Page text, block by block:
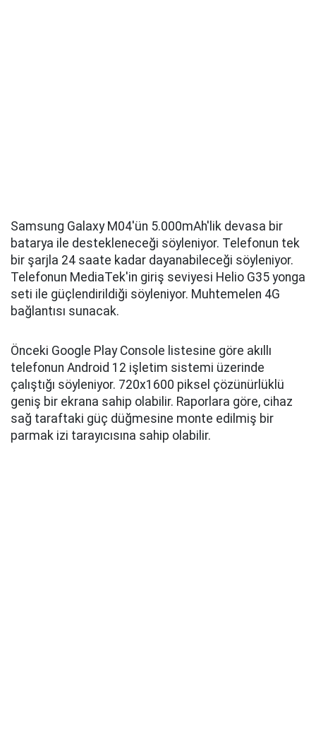
Samsung Galaxy M04'ün 5.000mAh'lik devasa bir
batarya ile destekleneceği söyleniyor. Telefonun tek
bir şarjla 24 saate kadar dayanabileceği söyleniyor.
Telefonun MediaTek'in giriş seviyesi Helio G35 yonga
seti ile güçlendirildiği söyleniyor. Muhtemelen 4G
bağlantısı sunacak.
Önceki Google Play Console listesine göre akıllı
telefonun Android 12 işletim sistemi üzerinde
çalıştığı söyleniyor. 720x1600 piksel çözünürlüklü
geniş bir ekrana sahip olabilir. Raporlara göre, cihaz
sağ taraftaki güç düğmesine monte edilmiş bir
parmak izi tarayıcısına sahip olabilir.